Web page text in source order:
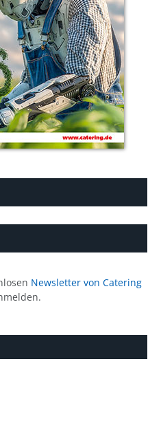
Newsletter von Catering